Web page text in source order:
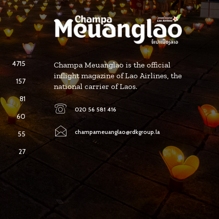
4715
157
81
60
55
27
Champa Meuanglao is the official
inflight magazine of Lao Airlines, the
national carrier of Laos.
020 56 581 416
champameuanglao@rdkgroup.la